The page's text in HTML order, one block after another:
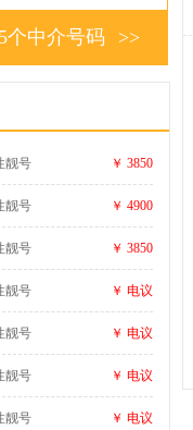
>>
个中介号码
靓号 ￥ 3850
靓号 ￥ 4900
靓号 ￥ 3850
靓号 ￥ 电议
靓号 ￥ 电议
靓号 ￥ 电议
靓号 ￥ 电议